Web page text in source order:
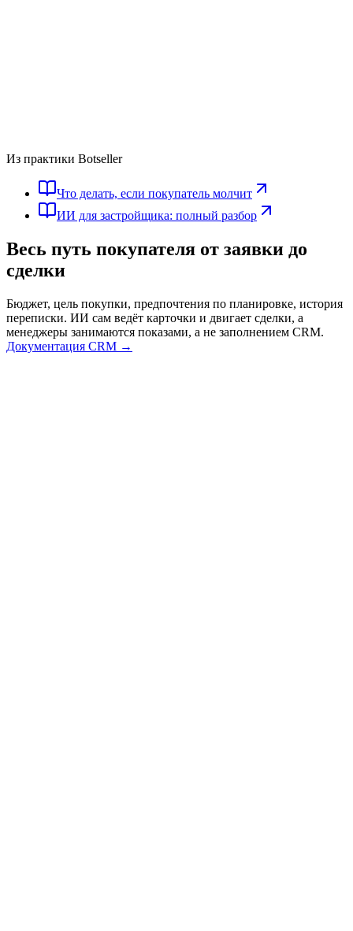
Из практики Botseller
Что делать, если покупатель молчит
ИИ для застройщика: полный разбор
Весь путь покупателя от заявки до
сделки
Бюджет, цель покупки, предпочтения по планировке, история
переписки. ИИ сам ведёт карточки и двигает сделки, а
менеджеры занимаются показами, а не заполнением CRM.
Документация CRM →